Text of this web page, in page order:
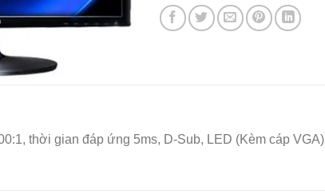
thời gian đáp ứng 5ms, D-Sub, LED (Kèm cáp VGA)